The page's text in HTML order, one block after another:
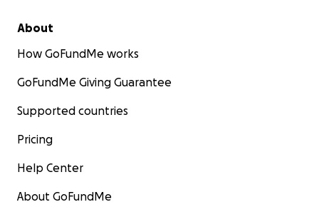
About
How GoFundMe works
GoFundMe Giving Guarantee
Supported countries
Pricing
Help Center
About GoFundMe